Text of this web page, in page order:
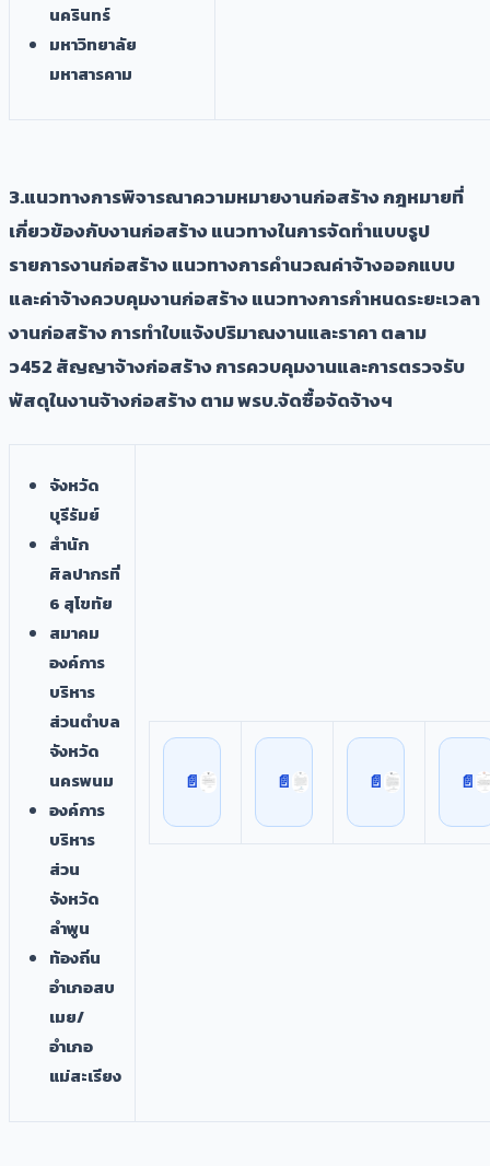
นครินทร์
มหาวิทยาลัย
มหาสารคาม
​3.แนวทางการพิจารณาความหมายงานก่อสร้าง กฎหมายที่
เกี่ยวข้องกับงานก่อสร้าง แนวทางในการจัดทำแบบรูป
รายการงานก่อสร้าง แนวทางการคำนวณค่าจ้างออกแบบ
และค่าจ้างควบคุมงานก่อสร้าง แนวทางการกำหนดระยะเวลา
งานก่อสร้าง การทำใบแจ้งปริมาณงานและราคา ตaาม
ว452 สัญญาจ้างก่อสร้าง การควบคุมงานและการตรวจรับ
พัสดุในงานจ้างก่อสร้าง ตาม พรบ.จัดซื้อจัดจ้างฯ
จังหวัด
บุรีรัมย์
สำนัก
ศิลปากรที่
6 สุโขทัย
สมาคม
องค์การ
บริหาร
ส่วนตำบล
จังหวัด
นครพนม
องค์การ
บริหาร
ส่วน
จังหวัด
ลำพูน
ท้องถิ่น
อำเภอสบ
เมย/
อำเภอ
แม่สะเรียง